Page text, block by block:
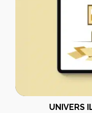
UNIVERS